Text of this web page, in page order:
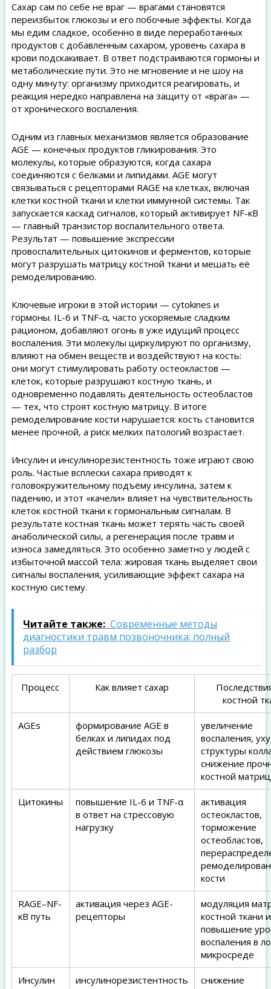
Сахар сам по себе не враг — врагами становятся
переизбыток глюкозы и его побочные эффекты. Когда
мы едим сладкое, особенно в виде переработанных
продуктов с добавленным сахаром, уровень сахара в
крови подскакивает. В ответ подстраиваются гормоны и
метаболические пути. Это не мгновение и не шоу на
одну минуту: организму приходится реагировать, и
реакция нередко направлена на защиту от «врага» —
от хронического воспаления.
Одним из главных механизмов является образование
AGE — конечных продуктов гликирования. Это
молекулы, которые образуются, когда сахара
соединяются с белками и липидами. AGE могут
связываться с рецепторами RAGE на клетках, включая
клетки костной ткани и клетки иммунной системы. Так
запускается каскад сигналов, который активирует NF-κB
— главный транзистор воспалительного ответа.
Результат — повышение экспрессии
провоспалительных цитокинов и ферментов, которые
могут разрушать матрицу костной ткани и мешать её
ремоделированию.
Ключевые игроки в этой истории — cytokines и
гормоны. IL-6 и TNF-α, часто ускоряемые сладким
рационом, добавляют огонь в уже идущий процесс
воспаления. Эти молекулы циркулируют по организму,
влияют на обмен веществ и воздействуют на кость:
они могут стимулировать работу остеокластов —
клеток, которые разрушают костную ткань, и
одновременно подавлять деятельность остеобластов
— тех, что строят костную матрицу. В итоге
ремоделирование кости нарушается: кость становится
менее прочной, а риск мелких патологий возрастает.
Инсулин и инсулинорезистентность тоже играют свою
роль. Частые всплески сахара приводят к
головокружительному подъёму инсулина, затем к
падению, и этот «качели» влияет на чувствительность
клеток костной ткани к гормональным сигналам. В
результате костная ткань может терять часть своей
анаболической силы, а регенерация после травм и
износа замедляться. Это особенно заметно у людей с
избыточной массой тела: жировая ткань выделяет свои
сигналы воспаления, усиливающие эффект сахара на
костную систему.
Читайте также: Современные методы
диагностики травм позвоночника: полный
разбор
Процесс Как влияет сахар
костной
AGEs
формирование AGE в
белках и липидах под
действием глюкозы
увеличение
воспаления,
структуры
снижение
костной
Цитокины
повышение IL-6 и TNF-α
в ответ на стрессовую
нагрузку
активация
остеокластов,
торможение
остеобластов,
кости
RAGE–NF-
κB путь
активация через AGE-
рецепторы
модуляция
костной ткани и
повышение
воспаления в
микросреде
Инсулин
инсулинорезистентность
снижение